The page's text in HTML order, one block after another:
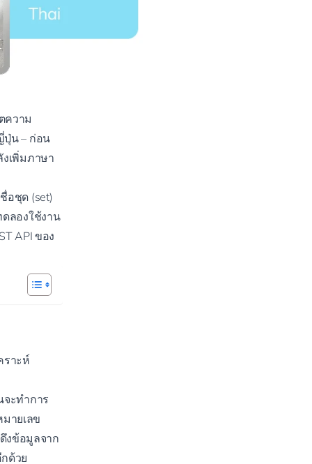
ความ
ปุ่น – ก่อน
เพิ่มภาษา
อชุด (set)
ลองใช้งาน
API ของ
ราะห์
จะทำการ
ายเลข
งข้อมูลจาก
ด้วย